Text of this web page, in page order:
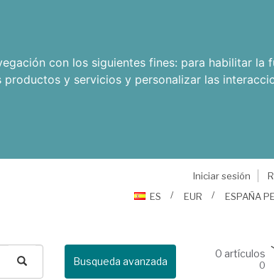
con los siguientes fines: para habilitar la
productos y servicios y personalizar las
Iniciar sesión
ES
EUR ESPAÑA
Busqueda avanzada
0 artículos
0